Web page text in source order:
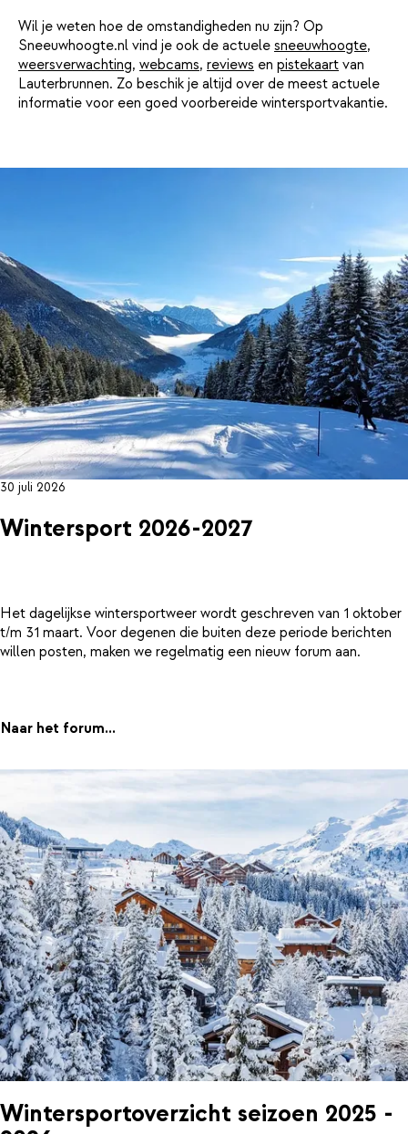
Wil je weten hoe de omstandigheden nu zijn? Op
Sneeuwhoogte.nl vind je ook de actuele sneeuwhoogte,
weersverwachting, webcams, reviews en pistekaart van
Lauterbrunnen. Zo beschik je altijd over de meest actuele
informatie voor een goed voorbereide wintersportvakantie.
30 juli 2026
Wintersport 2026-2027
Het dagelijkse wintersportweer wordt geschreven van 1 oktober
t/m 31 maart. Voor degenen die buiten deze periode berichten
willen posten, maken we regelmatig een nieuw forum aan.
Naar het forum...
Wintersportoverzicht seizoen 2025 -